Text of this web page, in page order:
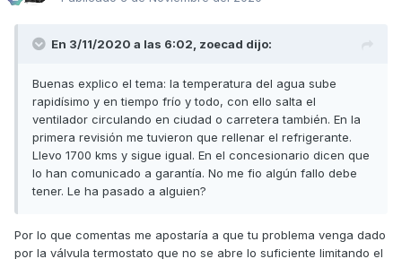
radiador abierto (al acelerar se ven las turbulencias en el
líquido que produce la bomba)
.-Revisar apertura del termostato, si no funciona bien y no
abre suficiente se sobrecalienta el sistema teniendo que
actuar el ventilador.
.-Fugas del circuito:
En 3/11/2020 a las 6:02, zoecad dijo:
Buenas explico el tema: la temperatura del agua sube
rapidísimo y en tiempo frío y todo, con ello salta el
ventilador circulando en ciudad o carretera también. En la
primera revisión me tuvieron que rellenar el refrigerante.
Llevo 1700 kms y sigue igual. En el concesionario dicen que
lo han comunicado a garantía. No me fio algún fallo debe
tener. Le ha pasado a alguien?
Por lo que comentas me apostaría a que tu problema venga dado
por la válvula termostato que no se abre lo suficiente limitando el